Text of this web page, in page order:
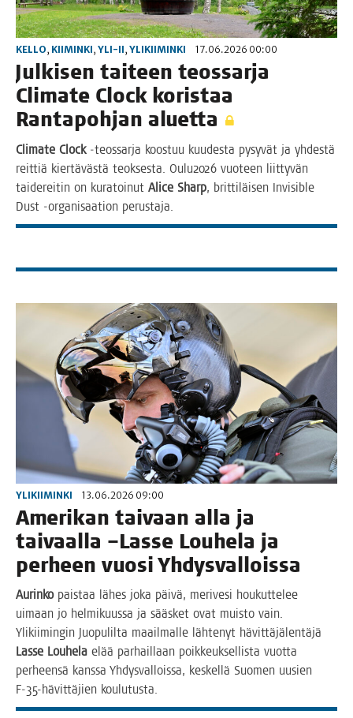
KELLO, KIIMINKI, YLI-II, YLIKIIMINKI 17.06.2026 00:00
Jul­ki­sen tai­teen teos­sar­ja
Cli­ma­te Clock koris­taa
Ran­ta­poh­jan aluetta
Cli­ma­te Clock‑teos­sar­ja koos­tuu kuu­des­ta pysy­vät ja yhdes­tä
reit­tiä kier­tä­väs­tä teok­ses­ta. Oulu2026 vuo­teen liit­ty­vän
tai­de­rei­tin on kura­toi­nut Alice Sharp, brit­ti­läi­sen Invi­sible
Dust ‑orga­ni­saa­tion perustaja.
YLIKIIMINKI 13.06.2026 09:00
Ame­ri­kan tai­vaan alla ja
tai­vaal­la –Las­se Lou­he­la ja
per­heen vuo­si Yhdysvalloissa
Aurin­kopais­taa lähes joka päi­vä, meri­ve­si hou­kut­te­lee
uimaan jo hel­mi­kuus­sa ja sääs­ket ovat muis­to vain.
Yli­kii­min­gin Juo­pu­lil­ta maa­il­mal­le läh­te­nyt hävit­tä­jä­len­tä­jä
Las­se Lou­he­la elää par­hail­laan poik­keuk­sel­lis­ta vuot­ta
per­heen­sä kans­sa Yhdys­val­lois­sa, kes­kel­lä Suo­men uusien
F‑35-hävit­tä­jien koulutusta.